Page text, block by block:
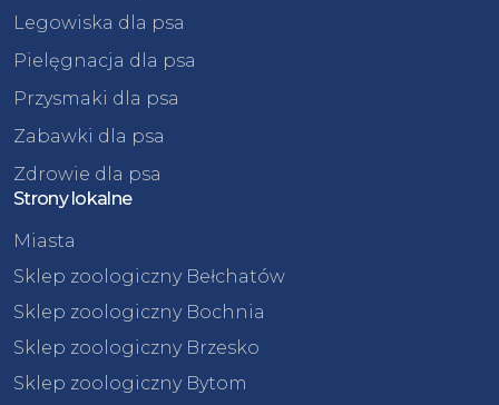
Legowiska dla psa
Pielęgnacja dla psa
Przysmaki dla psa
Zabawki dla psa
Zdrowie dla psa
Strony lokalne
Miasta
Sklep zoologiczny Bełchatów
Sklep zoologiczny Bochnia
Sklep zoologiczny Brzesko
Sklep zoologiczny Bytom